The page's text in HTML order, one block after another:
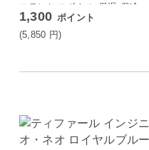
ステンレスボトル 保温 保冷
炭酸対応 直飲み
1,300 ポイント
(5,850 円)